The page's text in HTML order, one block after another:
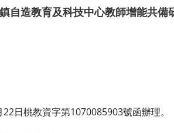
自造教育及科技中心教師增能共
日桃教資字第1070085903號函辦理。